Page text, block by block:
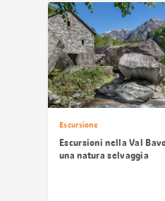
Escursione
Escursioni nella Val
una natura selvaggia